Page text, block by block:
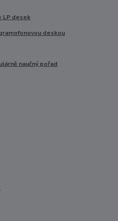
LP desek
deskou
naučný pořad